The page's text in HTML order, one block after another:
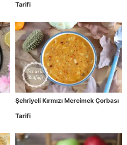
Tarifi
Şehriyeli Kırmızı Mercimek Çorbası
Tarifi